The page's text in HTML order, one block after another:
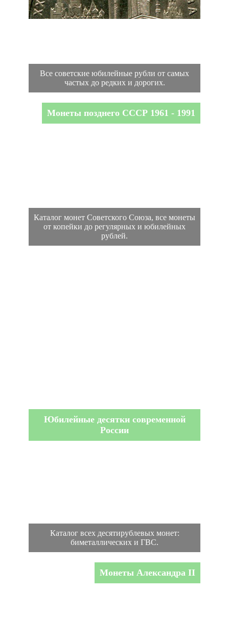
Все советские юбилейные рубли от самых
частых до редких и дорогих.
Монеты позднего СССР 1961 - 1991
Каталог монет Советского Союза, все монеты
от копейки до регулярных и юбилейных
рублей.
Юбилейные десятки современной
России
Каталог всех десятирублевых монет:
биметаллических и ГВС.
Монеты Александра II